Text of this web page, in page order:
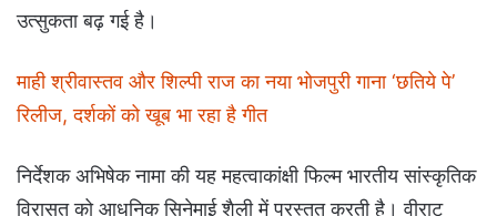
उत्सुकता बढ़ गई है।
माही श्रीवास्तव और शिल्पी राज का नया भोजपुरी गाना ‘छतिये पे’
रिलीज, दर्शकों को खूब भा रहा है गीत
निर्देशक अभिषेक नामा की यह महत्वाकांक्षी फिल्म भारतीय सांस्कृतिक
विरासत को आधुनिक सिनेमाई शैली में प्रस्तुत करती है। वीराट